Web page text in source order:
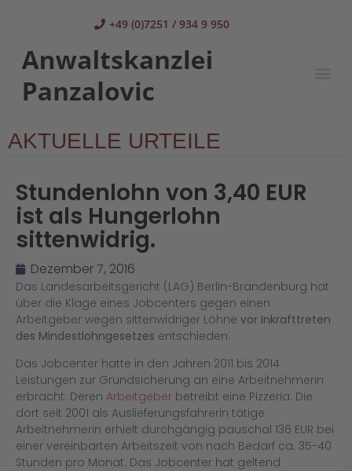
+49 (0)7251 / 934 9 950
AKTUELLE URTEILE
Stundenlohn von 3,40 EUR
ist als Hungerlohn
sittenwidrig.
Dezember 7, 2016
Das Landesarbeitsgericht (LAG) Berlin-Brandenburg hat
über die Klage eines Jobcenters gegen einen
Arbeitgeber wegen sittenwidriger Löhne vor Inkrafttreten
des Mindestlohngesetzes entschieden.
Das Jobcenter hatte in den Jahren 2011 bis 2014
Leistungen zur Grundsicherung an eine Arbeitnehmerin
erbracht. Deren Arbeitgeber betreibt eine Pizzeria. Die
dort seit 2001 als Auslieferungsfahrerin tätige
Arbeitnehmerin erhielt durchgängig pauschal 136 EUR bei
einer vereinbarten Arbeitszeit von nach Bedarf ca. 35-40
Stunden pro Monat. Das Jobcenter hat geltend